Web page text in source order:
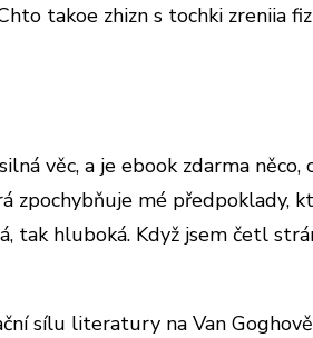
takoe zhizn s tochki zreniia
věc, a je ebook zdarma
zpochybňuje mé
tak hluboká. Když jsem četl
sílu literatury na Van